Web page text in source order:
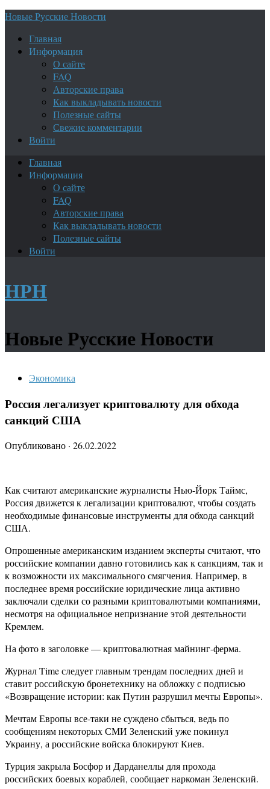
Новые Русские Новости
Главная
Информация
О сайте
FAQ
Авторские права
Как выкладывать новости
Полезные сайты
Свежие комментарии
Войти
Главная
Информация
О сайте
FAQ
Авторские права
Как выкладывать новости
Полезные сайты
Войти
НРН
Новые Русские Новости
Экономика
Россия легализует криптовалюту для обхода
санкций США
Опубликовано · 26.02.2022
Как считают американские журналисты Нью-Йорк Таймс,
Россия движется к легализации криптовалют, чтобы создать
необходимые финансовые инструменты для обхода санкций
США.
Опрошенные американским изданием эксперты считают, что
российские компании давно готовились как к санкциям, так и
к возможности их максимального смягчения. Например, в
последнее время российские юридические лица активно
заключали сделки со разными криптовалютыми компаниями,
несмотря на официальное непризнание этой деятельности
Кремлем.
На фото в заголовке — криптовалютная майнинг-ферма.
Журнал Time следует главным трендам последних дней и
ставит российскую бронетехнику на обложку с подписью
«Возвращение истории: как Путин разрушил мечты Европы».
Мечтам Европы все-таки не суждено сбыться, ведь по
сообщениям некоторых СМИ Зеленский уже покинул
Украину, а российские войска блокируют Киев.
Турция закрыла Босфор и Дарданеллы для прохода
российских боевых кораблей, сообщает наркоман Зеленский.